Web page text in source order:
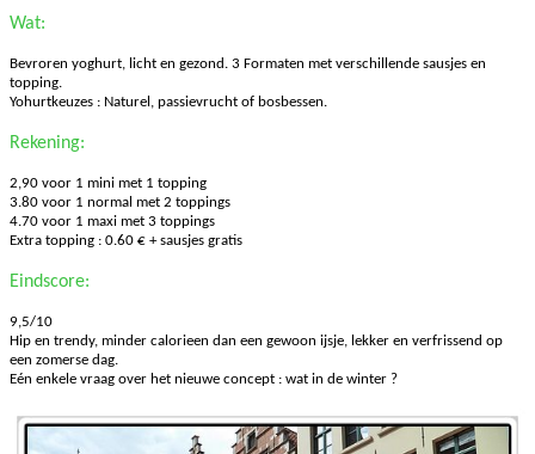
Wat:
Bevroren yoghurt, licht en gezond. 3 Formaten met verschillende sausjes en
topping.
Yohurtkeuzes : Naturel, passievrucht of bosbessen.
Rekening:
2,90 voor 1 mini met 1 topping
3.80 voor 1 normal met 2 toppings
4.70 voor 1 maxi met 3 toppings
Extra topping : 0.60 € + sausjes gratis
Eindscore:
9,5/10
Hip en trendy, minder calorieen dan een gewoon ijsje, lekker en verfrissend op
een zomerse dag.
Eén enkele vraag over het nieuwe concept : wat in de winter ?